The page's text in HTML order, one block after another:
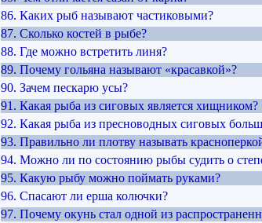
86. Каких рыб называют частиковыми?
87. Сколько костей в рыбе?
88. Где можно встретить линя?
89. Почему гольяна называют «красавкой»?
90. Зачем пескарю усы?
91. Какая рыба из сиговых является хищником?
92. Какая рыба из пресноводных сиговых
93. Правильно ли плотву называть
94. Можно ли по состоянию рыбы судить о
95. Какую рыбу можно поймать руками?
96. Спасают ли ерша колючки?
97. Почему окунь стал одной из